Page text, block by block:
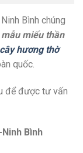
Bình chúng
mẫu miếu thần
cây hương thờ
quốc.
để được tư vấn
Bình